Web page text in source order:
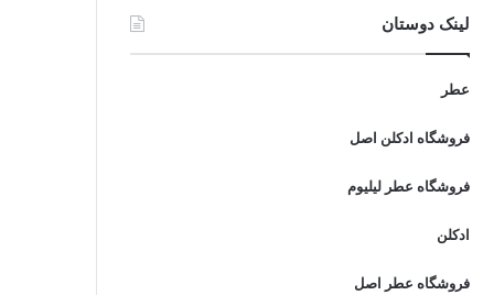
لینک دوستان
عطر
فروشگاه ادکلن اصل
فروشگاه عطر لیلیوم
ادکلن
فروشگاه عطر اصل